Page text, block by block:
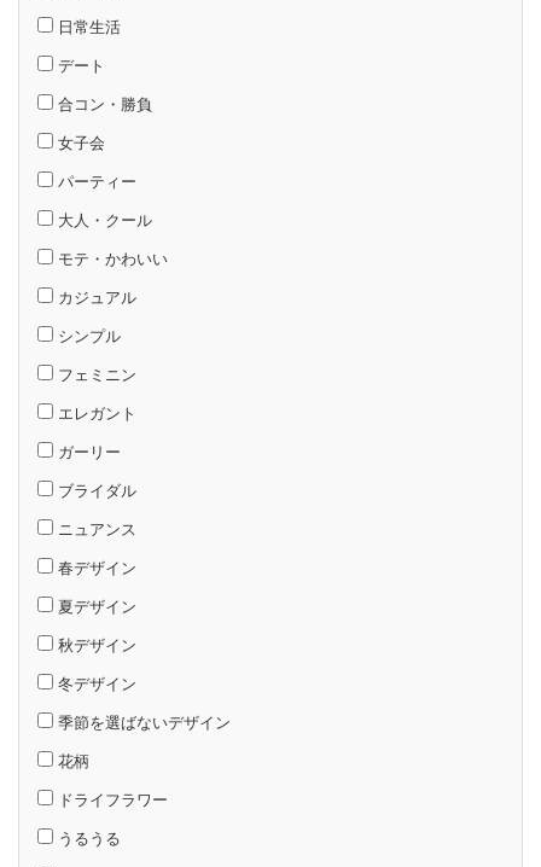
日常生活
デート
合コン・勝負
女子会
パーティー
大人・クール
モテ・かわいい
カジュアル
シンプル
フェミニン
エレガント
ガーリー
ブライダル
ニュアンス
春デザイン
夏デザイン
秋デザイン
冬デザイン
季節を選ばないデザイン
花柄
ドライフラワー
うるうる